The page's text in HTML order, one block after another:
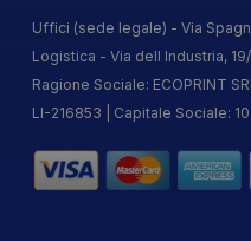
Uffici (sede legale) - Via
Logistica - Via dell Industria,
Ragione Sociale: ECOPRINT
LI-216853 | Capitale Sociale: